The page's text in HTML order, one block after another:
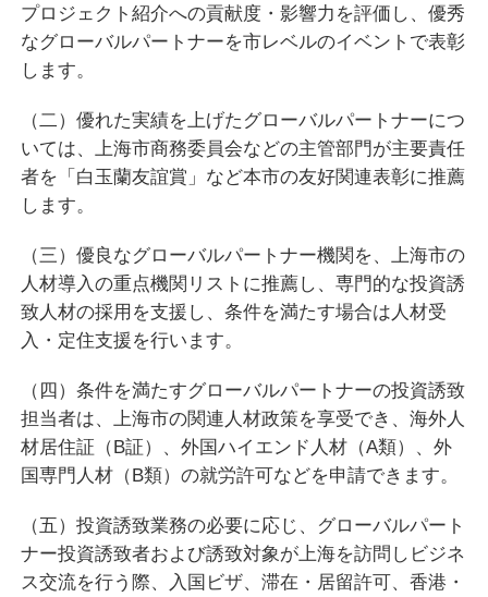
プロジェクト紹介への貢献度・影響力を評価し、優秀
なグローバルパートナーを市レベルのイベントで表彰
します。
（二）優れた実績を上げたグローバルパートナーにつ
いては、上海市商務委員会などの主管部門が主要責任
者を「白玉蘭友誼賞」など本市の友好関連表彰に推薦
します。
（三）優良なグローバルパートナー機関を、上海市の
人材導入の重点機関リストに推薦し、専門的な投資誘
致人材の採用を支援し、条件を満たす場合は人材受
入・定住支援を行います。
（四）条件を満たすグローバルパートナーの投資誘致
担当者は、上海市の関連人材政策を享受でき、海外人
材居住証（B証）、外国ハイエンド人材（A類）、外
国専門人材（B類）の就労許可などを申請できます。
（五）投資誘致業務の必要に応じ、グローバルパート
ナー投資誘致者および誘致対象が上海を訪問しビジネ
ス交流を行う際、入国ビザ、滞在・居留許可、香港・